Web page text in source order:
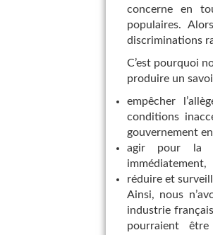
concerne en
populaires.
discriminations
C’est pourquoi
produire un
empêcher
conditions
gouvernement
agir pour la
immédiatement,
réduire et
Ainsi, nous
industrie
pourraient